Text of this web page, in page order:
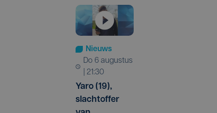
Nieuws
do 6 augustus
| 21:30
Yaro (19),
slachtoffer